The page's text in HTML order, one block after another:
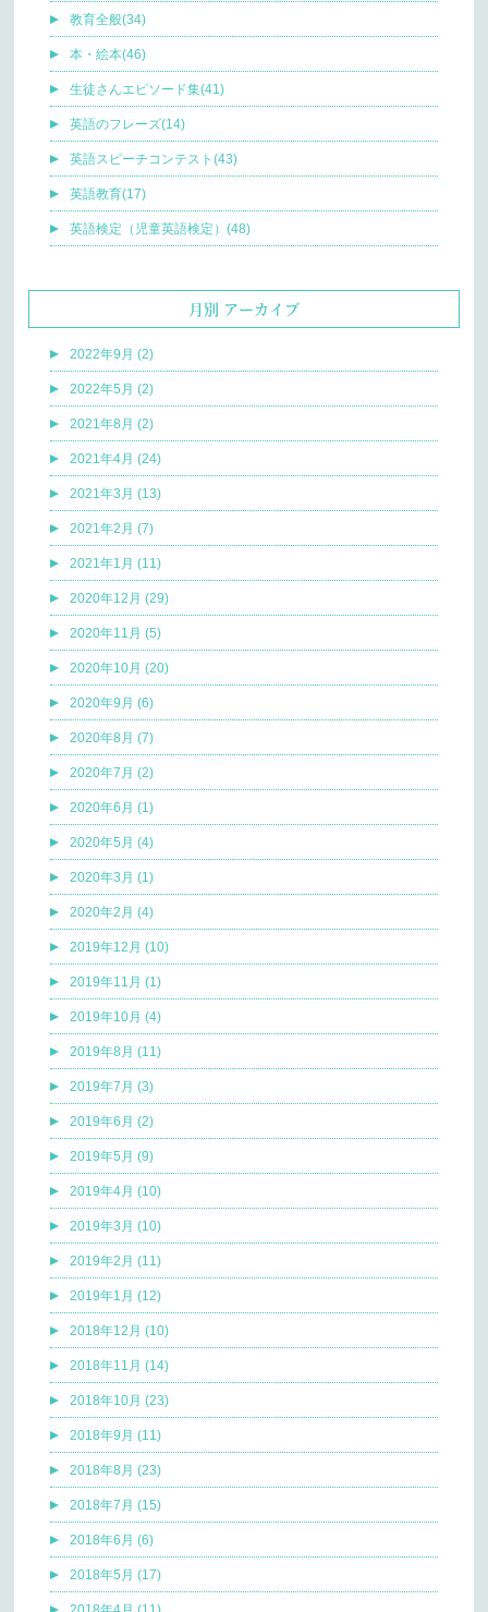
教育全般(34)
本・絵本(46)
生徒さんエピソード集(41)
英語のフレーズ(14)
英語スピーチコンテスト(43)
英語教育(17)
英語検定（児童英語検定）(48)
月別 アーカイブ
2022年9月 (2)
2022年5月 (2)
2021年8月 (2)
2021年4月 (24)
2021年3月 (13)
2021年2月 (7)
2021年1月 (11)
2020年12月 (29)
2020年11月 (5)
2020年10月 (20)
2020年9月 (6)
2020年8月 (7)
2020年7月 (2)
2020年6月 (1)
2020年5月 (4)
2020年3月 (1)
2020年2月 (4)
2019年12月 (10)
2019年11月 (1)
2019年10月 (4)
2019年8月 (11)
2019年7月 (3)
2019年6月 (2)
2019年5月 (9)
2019年4月 (10)
2019年3月 (10)
2019年2月 (11)
2019年1月 (12)
2018年12月 (10)
2018年11月 (14)
2018年10月 (23)
2018年9月 (11)
2018年8月 (23)
2018年7月 (15)
2018年6月 (6)
2018年5月 (17)